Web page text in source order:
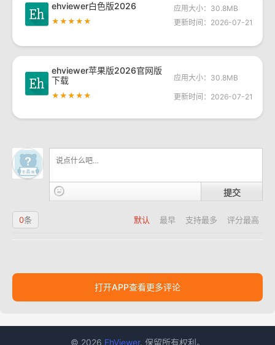
ehviewer白色版2026
★★★★★
应用大小：30.8MB
更新时间：2026-07-21
ehviewer苹果版2026官网版
下载
★★★★★
应用大小：30.8MB
更新时间：2026-07-21
提交
默认 最早 支持最多 评分最高
0条
打开APP查看更多评论
© 2026 EhViewer. 保留所有权利。